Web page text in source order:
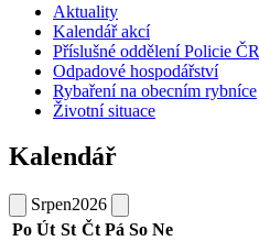
Aktuality
Kalendář akcí
Příslušné oddělení Policie ČR
Odpadové hospodářství
Rybaření na obecním rybníce
Životní situace
Kalendář
Srpen2026
Po Út St Čt Pá So Ne